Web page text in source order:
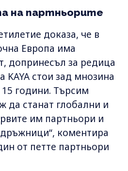
на партньорите
доказа, че в
Европа има
допринесъл за редица
KAYA стои зад мнозина
15 години. Търсим
да станат глобални и
им партньори и
коментира
от петте партньори